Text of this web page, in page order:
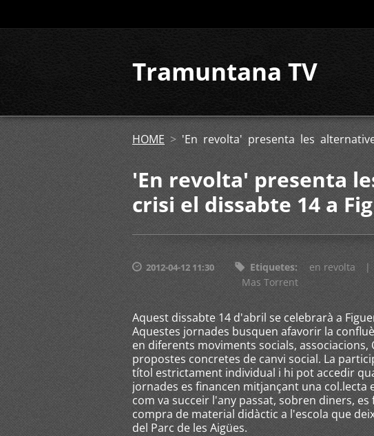
Tramuntana TV
HOME > 'En revolta' presenta les
'En revolta' presenta
crisi el dissabte 14 a
2012-04-12 11:30 Etiquetes: en revolta
|
Mas Torrent
Aquest dissabte 14 d'abril se celebrarà a
Aquestes jornades busquen afavorir la
en diferents moviments socials, associacions,
propostes concretes de canvi social. La
títol estrictament individual i hi pot accedir
jornades es financen mitjançant una col.lecta
com va succeir l'any passat, sobren diners,
compra de material didàctic a l'escola que
del Parc de les Aigües.